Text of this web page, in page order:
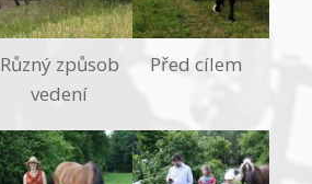
Různý způsob
vedení
Před cílem